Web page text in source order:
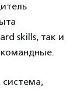
skills, так и
система,